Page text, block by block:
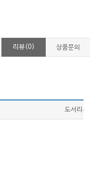
리뷰(0) 상품문의
도서리뷰